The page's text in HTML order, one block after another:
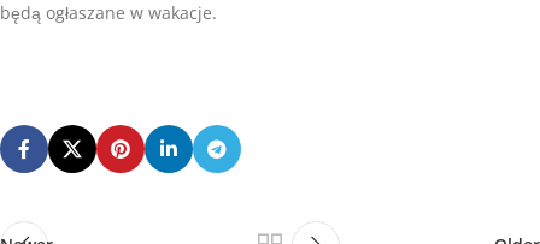
będą ogłaszane w wakacje.